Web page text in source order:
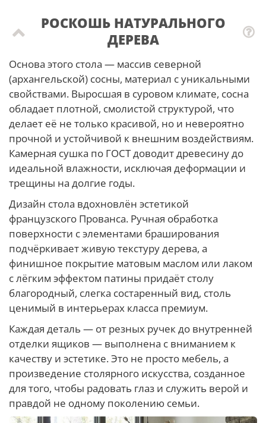
РОСКОШЬ НАТУРАЛЬНОГО
ДЕРЕВА
Основа этого стола — массив северной
(архангельской) сосны, материал с уникальными
свойствами. Выросшая в суровом климате, сосна
обладает плотной, смолистой структурой, что
делает её не только красивой, но и невероятно
прочной и устойчивой к внешним воздействиям.
Камерная сушка по ГОСТ доводит древесину до
идеальной влажности, исключая деформации и
трещины на долгие годы.
Дизайн стола вдохновлён эстетикой
французского Прованса. Ручная обработка
поверхности с элементами браширования
подчёркивает живую текстуру дерева, а
финишное покрытие матовым маслом или лаком
с лёгким эффектом патины придаёт столу
благородный, слегка состаренный вид, столь
ценимый в интерьерах класса премиум.
Каждая деталь — от резных ручек до внутренней
отделки ящиков — выполнена с вниманием к
качеству и эстетике. Это не просто мебель, а
произведение столярного искусства, созданное
для того, чтобы радовать глаз и служить верой и
правдой не одному поколению семьи.